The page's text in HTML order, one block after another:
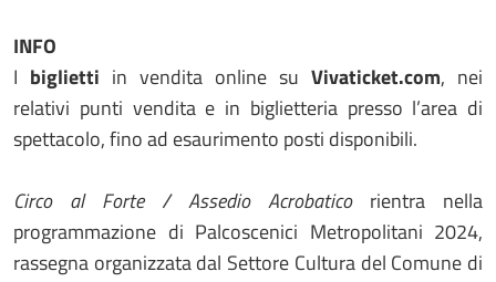
INFO
I biglietti in vendita online su Vivaticket.com, nei
relativi punti vendita e in biglietteria presso l’area di
spettacolo, fino ad esaurimento posti disponibili.
Circo al Forte / Assedio Acrobaticorientra nella
programmazione di Palcoscenici Metropolitani 2024,
rassegna organizzata dal Settore Cultura del Comune di